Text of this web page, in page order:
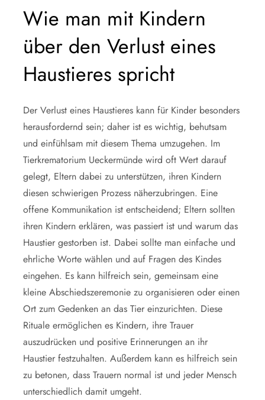
Wie man mit Kindern
über den Verlust eines
Haustieres spricht
Der Verlust eines Haustieres kann für Kinder besonders
herausfordernd sein; daher ist es wichtig, behutsam
und einfühlsam mit diesem Thema umzugehen. Im
Tierkrematorium Ueckermünde wird oft Wert darauf
gelegt, Eltern dabei zu unterstützen, ihren Kindern
diesen schwierigen Prozess näherzubringen. Eine
offene Kommunikation ist entscheidend; Eltern sollten
ihren Kindern erklären, was passiert ist und warum das
Haustier gestorben ist. Dabei sollte man einfache und
ehrliche Worte wählen und auf Fragen des Kindes
eingehen. Es kann hilfreich sein, gemeinsam eine
kleine Abschiedszeremonie zu organisieren oder einen
Ort zum Gedenken an das Tier einzurichten. Diese
Rituale ermöglichen es Kindern, ihre Trauer
auszudrücken und positive Erinnerungen an ihr
Haustier festzuhalten. Außerdem kann es hilfreich sein
zu betonen, dass Trauern normal ist und jeder Mensch
unterschiedlich damit umgeht.